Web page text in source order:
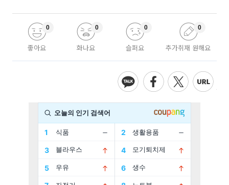
좋아요
0
화나요
0
슬퍼요
0
추가취재 원해요
0